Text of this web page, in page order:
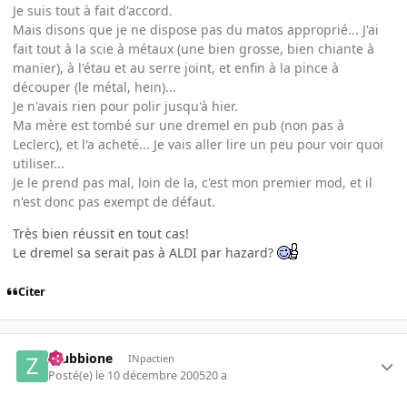
Je suis tout à fait d'accord.
Mais disons que je ne dispose pas du matos approprié... J'ai
fait tout à la scie à métaux (une bien grosse, bien chiante à
manier), à l'étau et au serre joint, et enfin à la pince à
découper (le métal, hein)...
Je n'avais rien pour polir jusqu'à hier.
Ma mère est tombé sur une dremel en pub (non pas à
Leclerc), et l'a acheté... Je vais aller lire un peu pour voir quoi
utiliser...
Je le prend pas mal, loin de la, c'est mon premier mod, et il
n'est donc pas exempt de défaut.
Très bien réussit en tout cas!
Le dremel sa serait pas à ALDI par hazard?
Citer
zzubbione INpactien
Posté(e) le 10 décembre 200520 a